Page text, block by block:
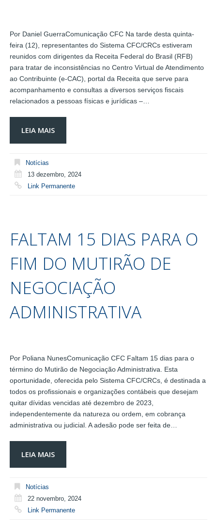
Por Daniel GuerraComunicação CFC Na tarde desta quinta-
feira (12), representantes do Sistema CFC/CRCs estiveram
reunidos com dirigentes da Receita Federal do Brasil (RFB)
para tratar de inconsistências no Centro Virtual de Atendimento
ao Contribuinte (e-CAC), portal da Receita que serve para
acompanhamento e consultas a diversos serviços fiscais
relacionados a pessoas físicas e jurídicas –…
LEIA MAIS
Notícias
13 dezembro, 2024
Link Permanente
FALTAM 15 DIAS PARA O
FIM DO MUTIRÃO DE
NEGOCIAÇÃO
ADMINISTRATIVA
Por Poliana NunesComunicação CFC Faltam 15 dias para o
término do Mutirão de Negociação Administrativa. Esta
oportunidade, oferecida pelo Sistema CFC/CRCs, é destinada a
todos os profissionais e organizações contábeis que desejam
quitar dívidas vencidas até dezembro de 2023,
independentemente da natureza ou ordem, em cobrança
administrativa ou judicial. A adesão pode ser feita de…
LEIA MAIS
Notícias
22 novembro, 2024
Link Permanente